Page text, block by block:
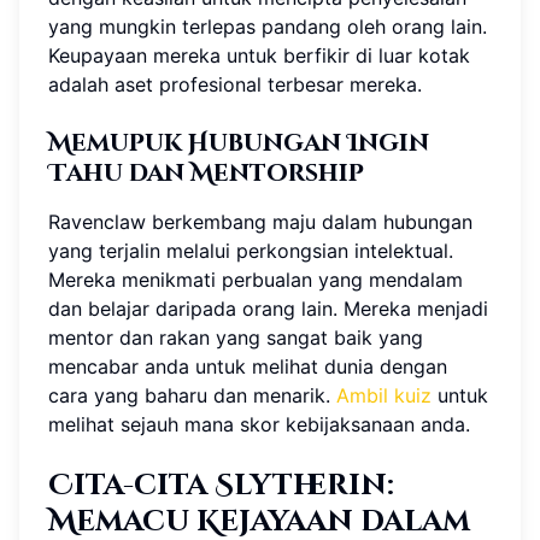
yang mungkin terlepas pandang oleh orang lain.
Keupayaan mereka untuk berfikir di luar kotak
adalah aset profesional terbesar mereka.
Memupuk Hubungan Ingin
Tahu dan Mentorship
Ravenclaw berkembang maju dalam hubungan
yang terjalin melalui perkongsian intelektual.
Mereka menikmati perbualan yang mendalam
dan belajar daripada orang lain. Mereka menjadi
mentor dan rakan yang sangat baik yang
mencabar anda untuk melihat dunia dengan
cara yang baharu dan menarik. Ambil kuiz untuk
melihat sejauh mana skor kebijaksanaan anda.
Cita-cita Slytherin:
Memacu Kejayaan dalam